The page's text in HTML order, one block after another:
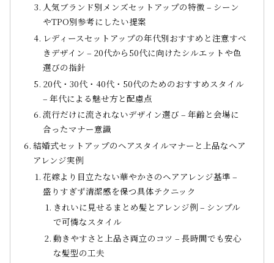
人気ブランド別メンズセットアップの特徴 – シーン
やTPO別参考にしたい提案
レディースセットアップの年代別おすすめと注意すべ
きデザイン – 20代から50代に向けたシルエットや色
選びの指針
20代・30代・40代・50代のためのおすすめスタイル
– 年代による魅せ方と配慮点
流行だけに流されないデザイン選び – 年齢と会場に
合ったマナー意識
結婚式セットアップのヘアスタイルマナーと上品なヘア
アレンジ実例
花嫁より目立たない華やかさのヘアアレンジ基準 –
盛りすぎず清潔感を保つ具体テクニック
きれいに見せるまとめ髪とアレンジ例 – シンプル
で可憐なスタイル
動きやすさと上品さ両立のコツ – 長時間でも安心
な髪型の工夫